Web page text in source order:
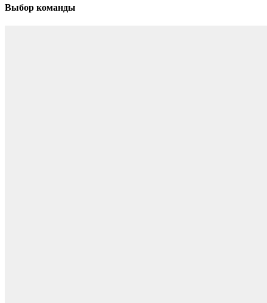
Выбор команды